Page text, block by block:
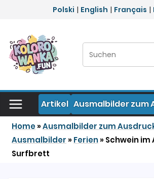
Zum Inhalt springen
Polski | English | Français |
Suchen:
Artikel Ausmalbilder zum
Home»Ausmalbilder zum
Ausmalbilder » Ferien» Schwein im
Surfbrett